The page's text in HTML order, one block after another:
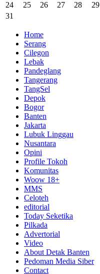
24
25 26 27 28 29
31
Home
Serang
Cilegon
Lebak
Pandeglang
Tangerang
TangSel
Depok
Bogor
Banten
Jakarta
Lubuk Linggau
Nusantara
Opini
Profile Tokoh
Komunitas
Woow 18+
MMS
Celoteh
editorial
Today Seketika
Pilkada
Advertorial
Video
About Detak Banten
Pedoman Media Siber
Contact